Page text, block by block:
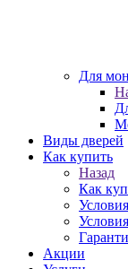
Для
Виды дверей
Как купить
Назад
Как
Акции